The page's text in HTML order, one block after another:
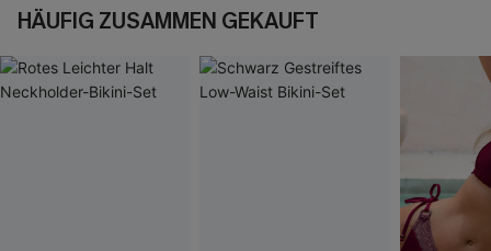
HÄUFIG ZUSAMMEN GEKAUFT